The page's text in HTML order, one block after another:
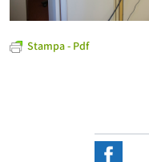
Stampa - Pdf